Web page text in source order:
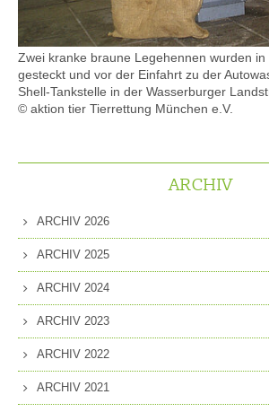
Zwei kranke braune Legehennen wurden
gesteckt und vor der Einfahrt zu der
Shell-Tankstelle in der Wasserburger
© aktion tier Tierrettung München e.V.
ARCHIV
ARCHIV 2026
ARCHIV 2025
ARCHIV 2024
ARCHIV 2023
ARCHIV 2022
ARCHIV 2021